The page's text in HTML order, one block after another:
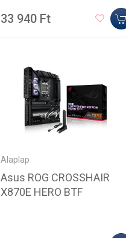
33 940 Ft
Alaplap
Asus ROG CROSSHAIR
X870E HERO BTF